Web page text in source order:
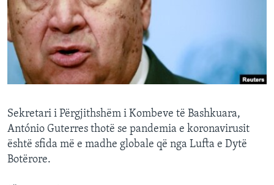
SHËNDETËSI
INTERVISTA
DITARI
Sekretari i Përgjithshëm i Kombeve të Bashkuara,
António Guterres thotë se pandemia e koronavirusit
është sfida më e madhe globale që nga Lufta e Dytë
Botërore.